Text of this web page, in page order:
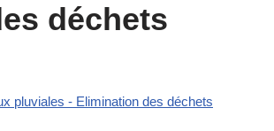
déchets
pluviales - Elimination des déchets